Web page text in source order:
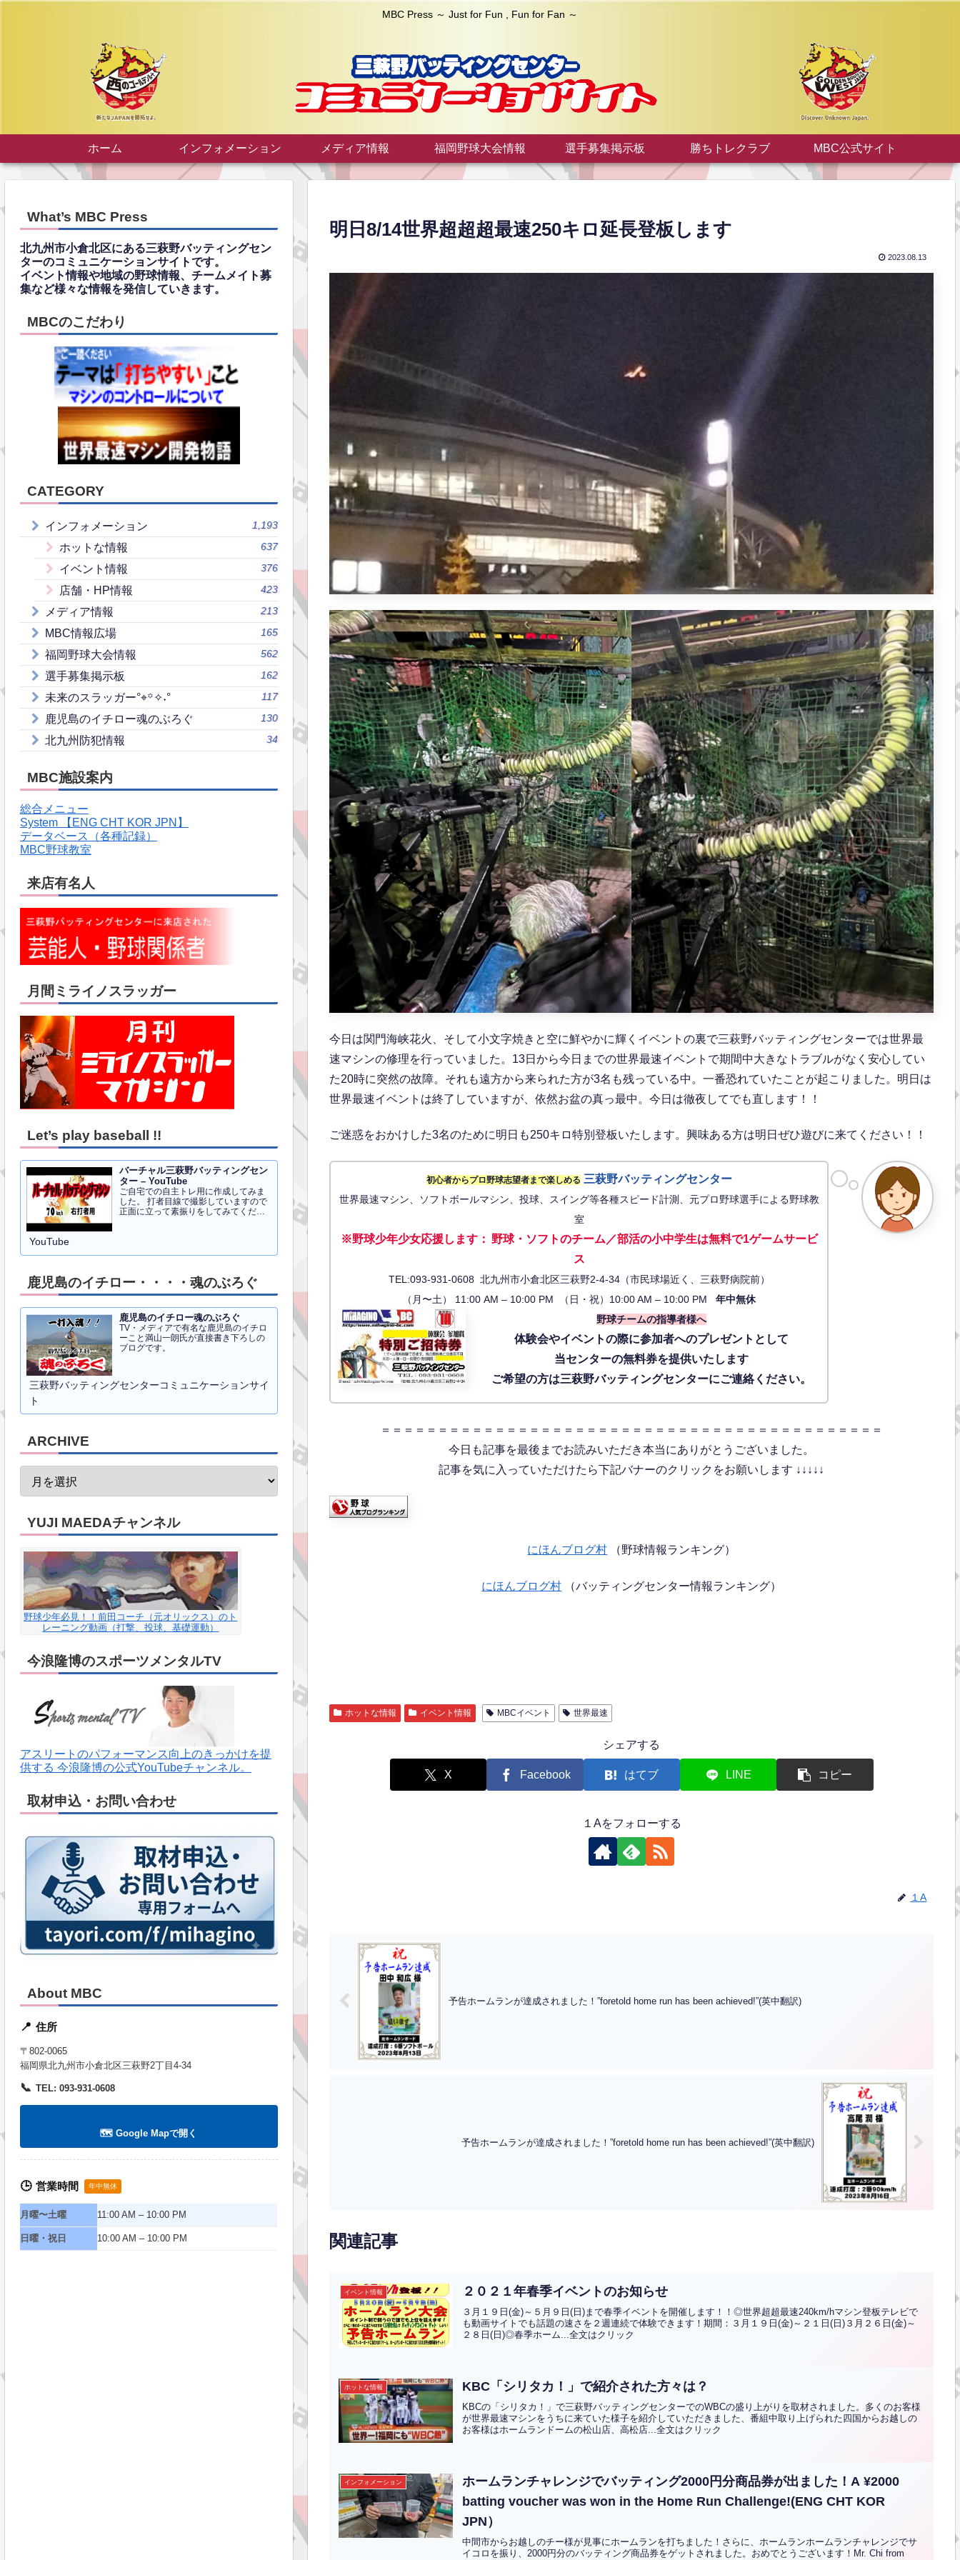
MBC Press ～ Just for Fun , Fun for Fan ～
ホーム インフォメーション メディア情報 福岡野球大会情報 選手募集掲示板 勝ちトレクラブ MBC公式サイト
明日8/14世界超超超最速250キロ延長登板します
2023.08.13
今日は関門海峡花火、そして小文字焼きと空に鮮やかに輝くイベントの裏で三萩野バッティングセンターでは世界最
速マシンの修理を行っていました。13日から今日までの世界最速イベントで期間中大きなトラブルがなく安心してい
た20時に突然の故障。それも遠方から来られた方が3名も残っている中。一番恐れていたことが起こりました。明日は
世界最速イベントは終了していますが、依然お盆の真っ最中。今日は徹夜してでも直します！！
ご迷惑をおかけした3名のために明日も250キロ特別登板いたします。興味ある方は明日ぜひ遊びに来てください！！
初心者からプロ野球志望者まで楽しめる 三萩野バッティングセンター
世界最速マシン、ソフトボールマシン、投球、スイング等各種スピード計測、元プロ野球選手による野球教
室
※野球少年少女応援します： 野球・ソフトのチーム／部活の小中学生は無料で1ゲームサービ
ス
TEL:093-931-0608 北九州市小倉北区三萩野2-4-34（市民球場近く、三萩野病院前）
（月〜土） 11:00 AM – 10:00 PM （日・祝）10:00 AM – 10:00 PM年中無休
野球チームの指導者様へ
体験会やイベントの際に参加者へのプレゼントとして
当センターの無料券を提供いたします
ご希望の方は三萩野バッティングセンターにご連絡ください。
＝＝＝＝＝＝＝＝＝＝＝＝＝＝＝＝＝＝＝＝＝＝＝＝＝＝＝＝＝＝＝＝＝＝＝＝＝＝＝＝＝＝＝＝
今日も記事を最後までお読みいただき本当にありがとうございました。
記事を気に入っていただけたら下記バナーのクリックをお願いします ↓↓↓↓↓
にほんブログ村 （野球情報ランキング）
にほんブログ村 （バッティングセンター情報ランキング）
ホットな情報 イベント情報 MBCイベント 世界最速
シェアする
X Facebook はてブ LINE コピー
１Aをフォローする
１A
予告ホームランが達成されました！”foretold home run has been achieved!”(英中翻訳)
予告ホームランが達成されました！”foretold home run has been achieved!”(英中翻訳)
関連記事
イベント情報 ２０２１年春季イベントのお知らせ
３月１９日(金)～５月９日(日)まで春季イベントを開催します！！◎世界超超最速240km/hマシン登板テレビで
も動画サイトでも話題の速さを２週連続で体験できます！期間：３月１９日(金)～２１日(日)３月２６日(金)～
２８日(日)◎春季ホーム...全文はクリック
ホットな情報 KBC「シリタカ！」で紹介された方々は？
KBCの「シリタカ！」で三萩野バッティングセンターでのWBCの盛り上がりを取材されました。多くのお客様
が世界最速マシンをうちに来ていた様子を紹介していただきました、番組中取り上げられた四国からお越しの
お客様はホームランドームの松山店、高松店...全文はクリック
インフォメーション
ホームランチャレンジでバッティング2000円分商品券が出ました！A ¥2000
batting voucher was won in the Home Run Challenge!(ENG CHT KOR
JPN）
中間市からお越しのチー様が見事にホームランを打ちました！さらに、ホームランホームランチャレンジでサ
イコロを振り、2000円分のバッティング商品券をゲットされました。おめでとうございます！Mr. Chi from
What’s MBC Press
北九州市小倉北区にある三萩野バッティングセン
ターのコミュニケーションサイトです。
イベント情報や地域の野球情報、チームメイト募
集など様々な情報を発信していきます。
MBCのこだわり
CATEGORY
インフォメーション 1,193
ホットな情報 637
イベント情報 376
店舗・HP情報 423
メディア情報 213
MBC情報広場 165
福岡野球大会情報 562
選手募集掲示板 162
未来のスラッガー°⌖꙳✧˖° 117
鹿児島のイチロー魂のぶろぐ 130
北九州防犯情報 34
MBC施設案内
総合メニュー
System 【ENG CHT KOR JPN】
データベース（各種記録）
MBC野球教室
来店有名人
月間ミライノスラッガー
Let’s play baseball !!
バーチャル三萩野バッティングセン
ター – YouTube
ご自宅での自主トレ用に作成してみま
した。 打者目線で撮影していますので
正面に立って素振りをしてみてくださ
YouTube
鹿児島のイチロー・・・・魂のぶろぐ
鹿児島のイチロー魂のぶろぐ
TV・メディアで有名な鹿児島のイチロ
ーこと満山一朗氏が直接書き下ろしの
ブログです。
三萩野バッティングセンターコミュニケーションサイ
ト
ARCHIVE
YUJI MAEDAチャンネル
野球少年必見！！前田コーチ（元オリックス）のト
レーニング動画（打撃、投球、基礎運動）
今浪隆博のスポーツメンタルTV
アスリートのパフォーマンス向上のきっかけを提
供する 今浪隆博の公式YouTubeチャンネル。
取材申込・お問い合わせ
About MBC
📍 住所
〒802-0065
福岡県北九州市小倉北区三萩野2丁目4-34
📞 TEL: 093-931-0608
🗺️ Google Mapで開く
🕒 営業時間 年中無休
月曜〜土曜 11:00 AM – 10:00 PM
日曜・祝日 10:00 AM – 10:00 PM